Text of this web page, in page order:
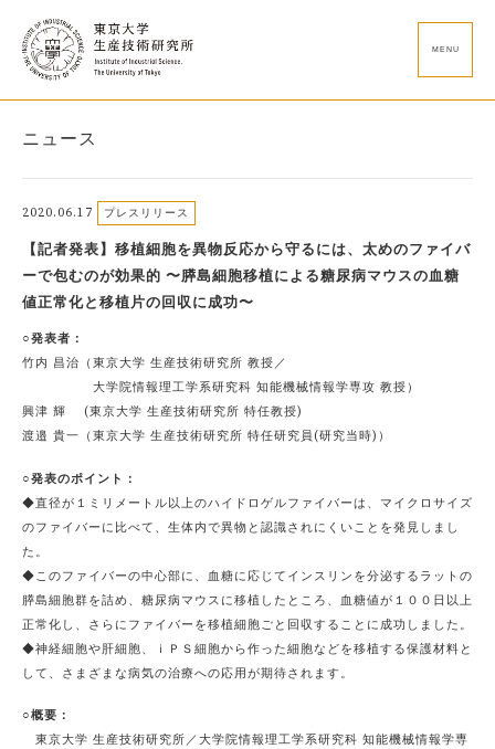
MENU
ニュース
2020.06.17 プレスリリース
【記者発表】移植細胞を異物反応から守るには、太めのファイバ
ーで包むのが効果的 〜膵島細胞移植による糖尿病マウスの血糖
値正常化と移植片の回収に成功〜
○発表者：
竹内 昌治（東京大学 生産技術研究所 教授／
大学院情報理工学系研究科 知能機械情報学専攻 教授）
興津 輝 (東京大学 生産技術研究所 特任教授)
渡邉 貴一（東京大学 生産技術研究所 特任研究員(研究当時)）
○発表のポイント：
◆直径が１ミリメートル以上のハイドロゲルファイバーは、マイクロサイズ
のファイバーに比べて、生体内で異物と認識されにくいことを発見しまし
た。
◆このファイバーの中心部に、血糖に応じてインスリンを分泌するラットの
膵島細胞群を詰め、糖尿病マウスに移植したところ、血糖値が１００日以上
正常化し、さらにファイバーを移植細胞ごと回収することに成功しました。
◆神経細胞や肝細胞、ｉＰＳ細胞から作った細胞などを移植する保護材料と
して、さまざまな病気の治療への応用が期待されます。
○概要：
東京大学 生産技術研究所／大学院情報理工学系研究科 知能機械情報学専